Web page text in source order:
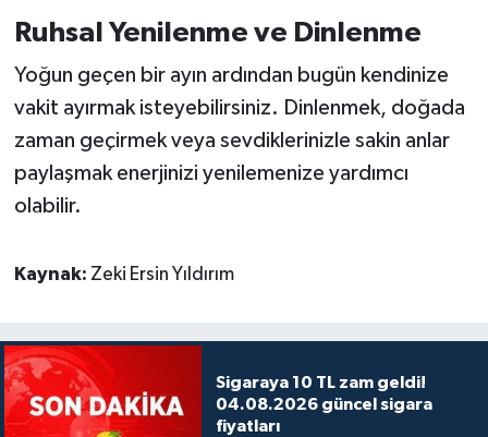
Ruhsal Yenilenme ve Dinlenme
Yoğun geçen bir ayın ardından bugün kendinize
vakit ayırmak isteyebilirsiniz. Dinlenmek, doğada
zaman geçirmek veya sevdiklerinizle sakin anlar
paylaşmak enerjinizi yenilemenize yardımcı
olabilir.
Kaynak: Zeki Ersin Yıldırım
Sigaraya 10 TL zam geldi!
04.08.2026 güncel sigara
fiyatları